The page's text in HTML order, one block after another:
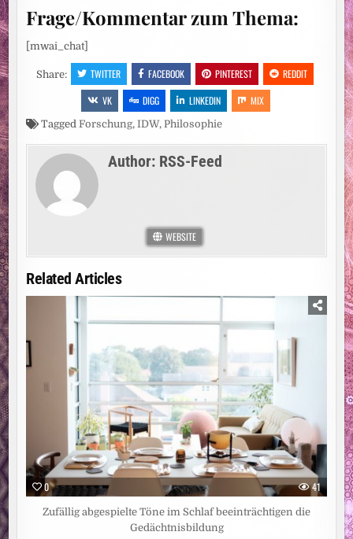
Frage/Kommentar zum Thema:
[mwai_chat]
Share: TWITTER FACEBOOK PINTEREST
REDDIT
VK
DIGG LINKEDIN MIX
TaggedForschung,IDW,Philosophie
Author: RSS-Feed
WEBSITE
Related Articles
0 41
Zufällig abgespielte Töne im Schlaf beeinträchtigen die
Gedächtnisbildung